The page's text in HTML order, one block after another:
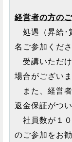
経営者の方の
処遇（昇給･
名ご参加くだ
受講いただけ
場合がございま
また、経営者
返金保証がつ
社員数が１０
のご参加をお